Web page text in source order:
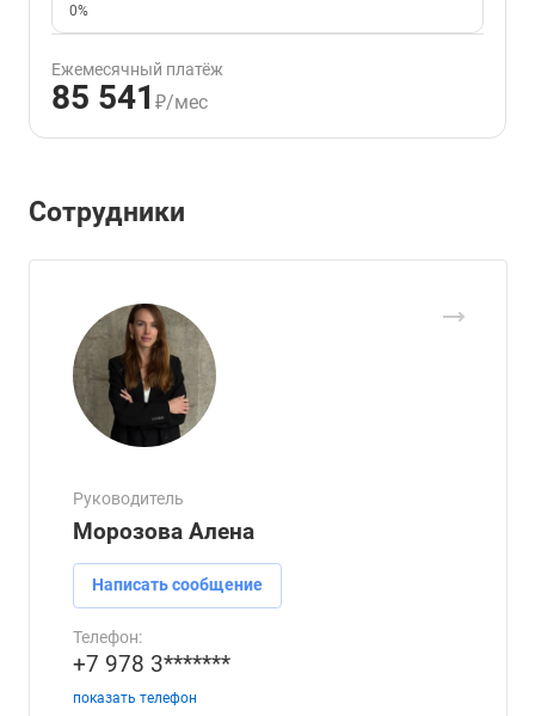
0%
Ежемесячный платёж
85 541 ₽/мес
Сотрудники
Руководитель
Морозова Алена
Написать сообщение
Телефон:
+7 978 3*******
показать телефон